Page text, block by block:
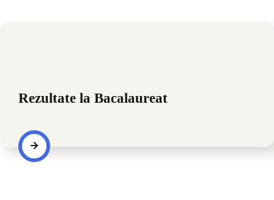
Rezultate la Bacalaureat